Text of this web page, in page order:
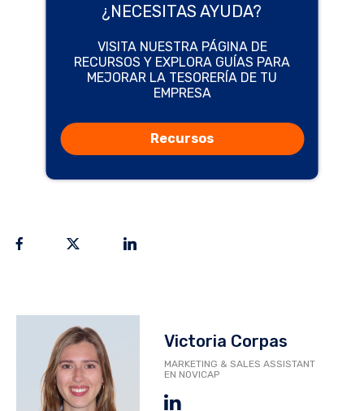
¿NECESITAS AYUDA?
VISITA NUESTRA PÁGINA DE
RECURSOS Y EXPLORA GUÍAS PARA
MEJORAR LA TESORERÍA DE TU
EMPRESA
Recursos
Victoria Corpas
MARKETING & SALES ASSISTANT
EN NOVICAP